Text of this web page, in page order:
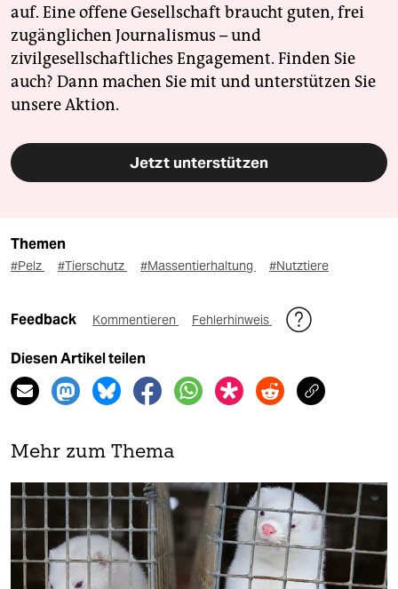
auf. Eine offene Gesellschaft braucht guten, frei
zugänglichen Journalismus – und
zivilgesellschaftliches Engagement. Finden Sie
auch? Dann machen Sie mit und unterstützen Sie
unsere Aktion.
Jetzt unterstützen
Themen
#Pelz #Tierschutz #Massentierhaltung #Nutztiere
Feedback Kommentieren Fehlerhinweis
Diesen Artikel teilen
Mehr zum Thema